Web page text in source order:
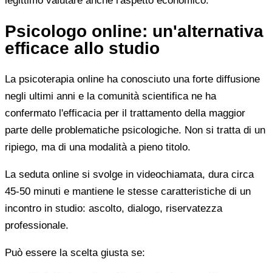
Psicologo online: un'alternativa
efficace allo studio
La psicoterapia online ha conosciuto una forte diffusione
negli ultimi anni e la comunità scientifica ne ha
confermato l'efficacia per il trattamento della maggior
parte delle problematiche psicologiche. Non si tratta di un
ripiego, ma di una modalità a pieno titolo.
La seduta online si svolge in videochiamata, dura circa
45-50 minuti e mantiene le stesse caratteristiche di un
incontro in studio: ascolto, dialogo, riservatezza
professionale.
Può essere la scelta giusta se: